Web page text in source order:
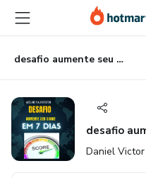
para
conteúdo
principal
para
pagamento
para
rodapé
desafio aumente seu score em 7 dias
desafio
Daniel